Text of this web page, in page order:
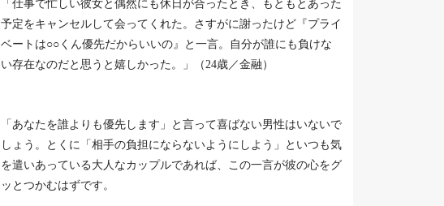
「仕事で忙しい彼女と偶然にも休日が合ったとき、もともとあった
予定をキャンセルして会ってくれた。さすがに謝ったけど『プライ
ベートは○○くん優先だからいいの』と一言。自分が誰にも負けな
い存在なのだと思うと嬉しかった。」（24歳／金融）
「あなたを誰よりも優先します」と言って喜ばない男性はいないで
しょう。とくに「相手の負担にならないようにしよう」といつも気
を遣いあっている大人なカップルであれば、この一言が彼の心をグ
ッとつかむはずです。